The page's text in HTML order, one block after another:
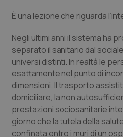
Tumori del Polmone &
Tumori
Ulcera & Reflusso
Vaccini
È una lezione che riguarda
Negli ultimi anni il sistema ha
separato il sanitario dal
universi distinti. In realtà le
esattamente nel punto di
dimensioni. Il trasporto
domiciliare, la non
prestazioni sociosanitarie
giorno che la tutela della
confinata entro i muri di un